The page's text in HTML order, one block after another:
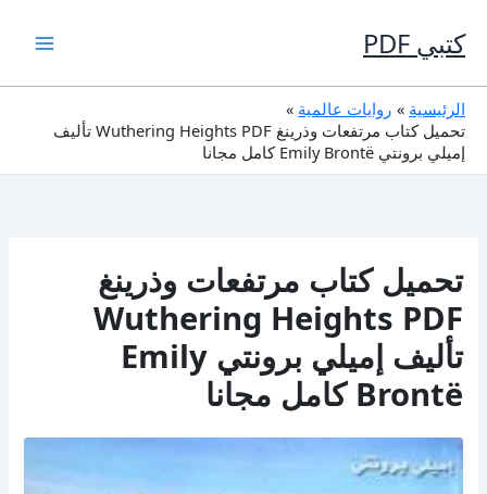
إلى
المحتوى
كتبي PDF
الرئيسية
روايات عالمية
تحميل كتاب مرتفعات وذرينغ Wuthering Heights PDF تأليف
إميلي برونتي Emily Brontë كامل مجانا
تحميل كتاب مرتفعات وذرينغ
Wuthering Heights PDF
تأليف إميلي برونتي Emily
Brontë كامل مجانا